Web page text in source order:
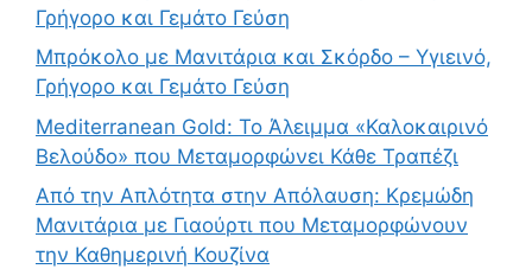
Γρήγορο και Γεμάτο Γεύση
Μπρόκολο με Μανιτάρια και Σκόρδο – Υγιεινό,
Γρήγορο και Γεμάτο Γεύση
Mediterranean Gold: Το Άλειμμα «Καλοκαιρινό
Βελούδο» που Μεταμορφώνει Κάθε Τραπέζι
Από την Απλότητα στην Απόλαυση: Κρεμώδη
Μανιτάρια με Γιαούρτι που Μεταμορφώνουν
την Καθημερινή Κουζίνα